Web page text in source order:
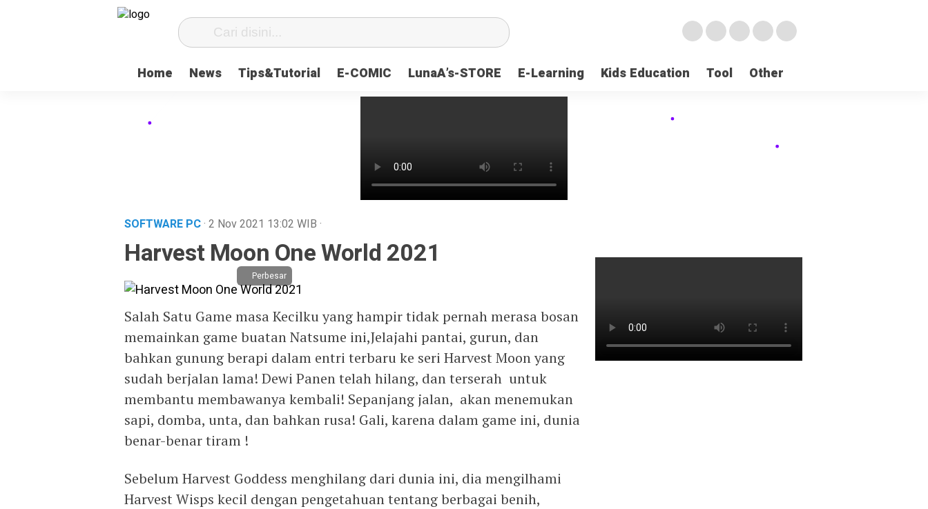
Home News Tips&Tutorial E-COMIC LunaA’s-STORE E-Learning Kids Education Tool Other
SOFTWARE PC· 2 Nov 2021 13:02 WIB ·
Harvest Moon One World 2021
Perbesar
Salah Satu Game masa Kecilku yang hampir tidak pernah merasa bosan
memainkan game buatan Natsume ini,Jelajahi pantai, gurun, dan
bahkan gunung berapi dalam entri terbaru ke seri Harvest Moon yang
sudah berjalan lama! Dewi Panen telah hilang, dan terserah untuk
membantu membawanya kembali! Sepanjang jalan, akan menemukan
sapi, domba, unta, dan bahkan rusa! Gali, karena dalam game ini, dunia
benar-benar tiram !
Sebelum Harvest Goddess menghilang dari dunia ini, dia mengilhami
Harvest Wisps kecil dengan pengetahuan tentang berbagai benih,